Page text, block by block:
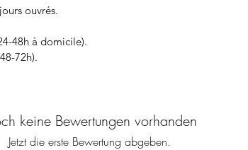
ouvrés.
48h à domicile).
72h).
keine Bewertungen vorhanden
Jetzt die erste Bewertung abgeben.